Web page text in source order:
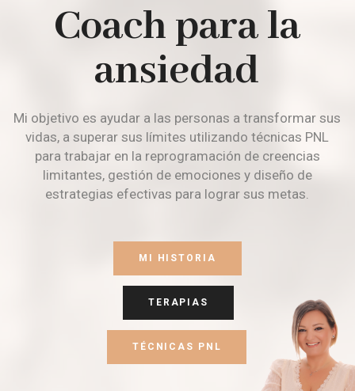
Coach para la
ansiedad
Mi objetivo es ayudar a las personas a transformar sus
vidas, a superar sus límites utilizando técnicas PNL
para trabajar en la reprogramación de creencias
limitantes, gestión de emociones y diseño de
estrategias efectivas para lograr sus metas.
MI HISTORIA
TÉCNICAS PNL
TERAPIAS